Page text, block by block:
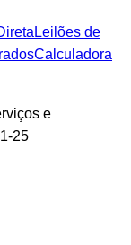
Leilões de
Calculadora
e
25